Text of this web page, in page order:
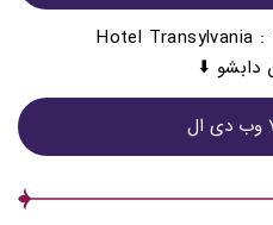
Hotel Transylvania :
دابشو ⬇️